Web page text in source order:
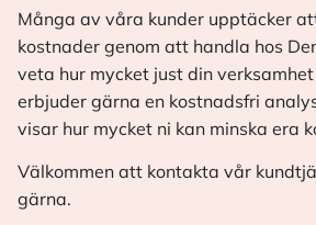
Många av våra kunder upptäcker
kostnader genom att handla hos
veta hur mycket just din
erbjuder gärna en kostnadsfri
visar hur mycket ni kan minska era
Välkommen att kontakta vår
gärna.